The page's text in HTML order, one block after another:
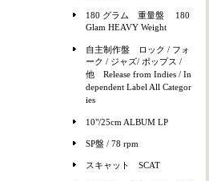
180 グラム 重量盤 180
Glam HEAVY Weight
自主制作盤 ロック / フォ
ーク / ジャズ/ ポップス /
他 Release from Indies / In
dependent Label All Categor
ies
10"/25cm ALBUM LP
SP盤 / 78 rpm
スキャット SCAT